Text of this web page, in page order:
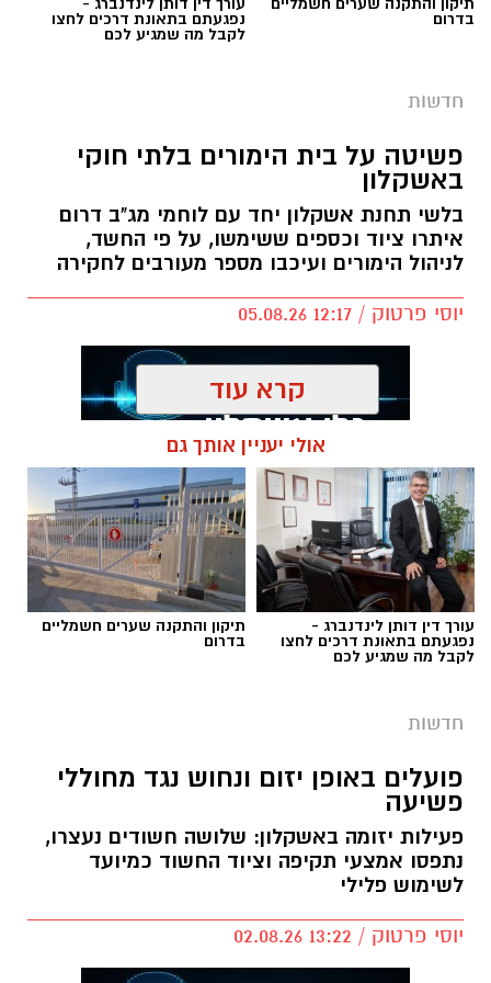
בדרום נפגעתם בתאונת דרכים לחצו
לקבל מה שמגיע לכם
חדשות
פשיטה על בית הימורים בלתי חוקי
באשקלון
בלשי תחנת אשקלון יחד עם לוחמי מג"ב דרום
איתרו ציוד וכספים ששימשו, על פי החשד,
לניהול הימורים ועיכבו מספר מעורבים לחקירה
יוסי פרטוק / 12:17 05.08.26
תגים:פשיטה על בית הימורים
דוברות המשטרה
בשיתוף לוחמי מג"ב דרום, בוצע חיפוש במבנה
בעיר אשקלון בעקבות חשד להפעלת מקום
קרא עוד
אולי יעניין אותך גם
עורך דין דותן לינדנברג -
נפגעתם בתאונת דרכים לחצו
לקבל מה שמגיע לכם
תיקון והתקנה שערים חשמליים
בדרום
חדשות
פועלים באופן יזום ונחוש נגד מחוללי
פשיעה
פעילות יזומה באשקלון: שלושה חשודים נעצרו,
נתפסו אמצעי תקיפה וציוד החשוד כמיועד
לשימוש פלילי
יוסי פרטוק / 13:22 02.08.26